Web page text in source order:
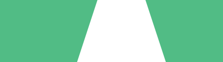
US$